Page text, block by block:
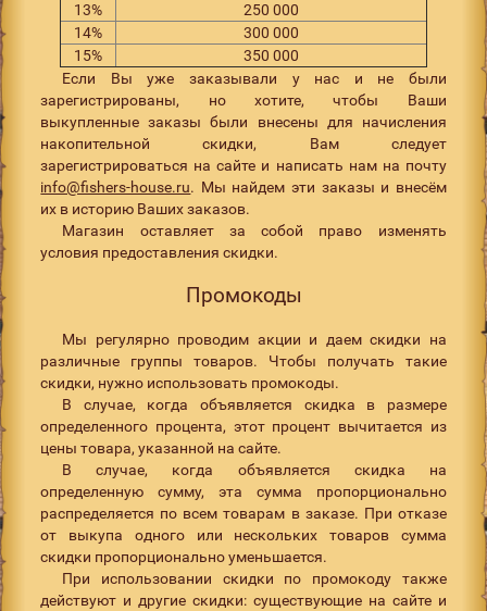
13%
250 000
14%
300 000
15%
350 000
Если Вы уже заказывали у нас и не были
зарегистрированы, но хотите, чтобы Ваши
выкупленные заказы были внесены для начисления
накопительной скидки, Вам следует
зарегистрироваться на сайте и написать нам на почту
info@fishers-house.ru. Мы найдем эти заказы и внесём
их в историю Ваших заказов.
Магазин оставляет за собой право изменять
условия предоставления скидки.
Промокоды
Мы регулярно проводим акции и даем скидки на
различные группы товаров. Чтобы получать такие
скидки, нужно использовать промокоды.
В случае, когда объявляется скидка в размере
определенного процента, этот процент вычитается из
цены товара, указанной на сайте.
В случае, когда объявляется скидка на
определенную сумму, эта сумма пропорционально
распределяется по всем товарам в заказе. При отказе
от выкупа одного или нескольких товаров сумма
скидки пропорционально уменьшается.
При использовании скидки по промокоду также
действуют и другие скидки: существующие на сайте и